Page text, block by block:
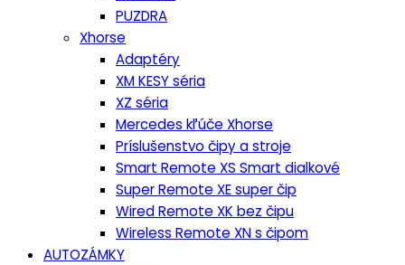
PUZDRA
Xhorse
Adaptéry
XM KESY séria
XZ séria
Mercedes kľúče Xhorse
Príslušenstvo čipy a stroje
Smart Remote XS Smart dialkové
Super Remote XE super čip
Wired Remote XK bez čipu
Wireless Remote XN s čipom
AUTOZÁMKY